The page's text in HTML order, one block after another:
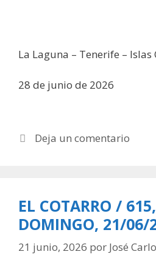
La Laguna – Tenerife – Islas
28 de junio de 2026
Deja un comentario
EL COTARRO /
DOMINGO, 21/06/
21 junio, 2026 por José